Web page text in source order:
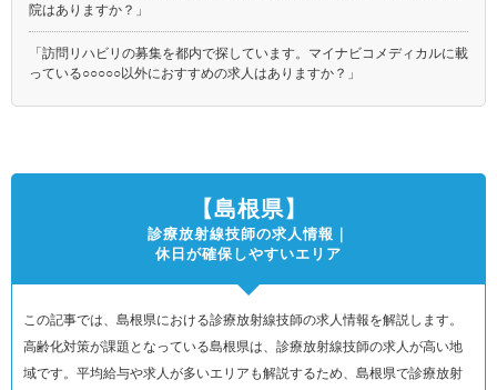
院はありますか？」
「訪問リハビリの募集を都内で探しています。マイナビコメディカルに載
っている○○○○○以外におすすめの求人はありますか？」
【島根県】
診療放射線技師の求人情報｜
休日が確保しやすいエリア
この記事では、島根県における診療放射線技師の求人情報を解説します。
高齢化対策が課題となっている島根県は、診療放射線技師の求人が高い地
域です。平均給与や求人が多いエリアも解説するため、島根県で診療放射